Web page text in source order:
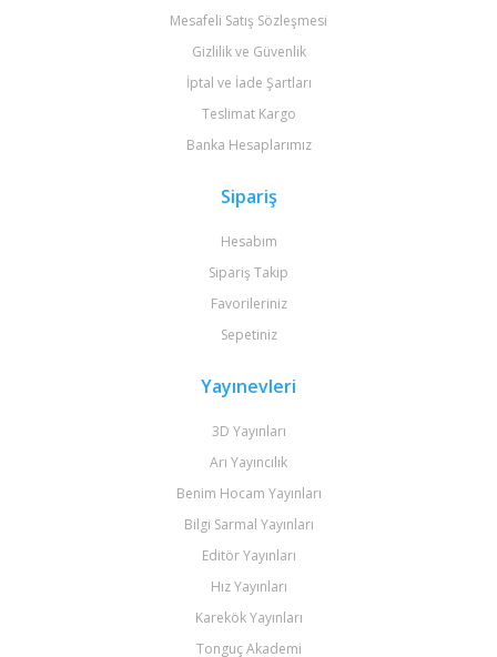
Mesafeli Satış Sözleşmesi
Gizlilik ve Güvenlik
İptal ve İade Şartları
Teslimat Kargo
Banka Hesaplarımız
Sipariş
Hesabım
Sipariş Takip
Favorileriniz
Sepetiniz
Yayınevleri
3D Yayınları
Arı Yayıncılık
Benim Hocam Yayınları
Bilgi Sarmal Yayınları
Editör Yayınları
Hız Yayınları
Karekök Yayınları
Tonguç Akademi